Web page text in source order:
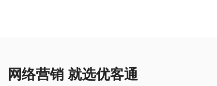
网络营销 就选优客通